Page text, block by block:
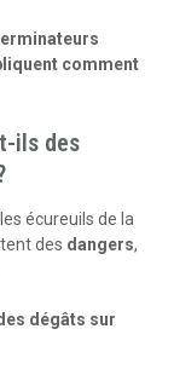
comment
ils des
écureuils de la
des dangers,
dégâts sur